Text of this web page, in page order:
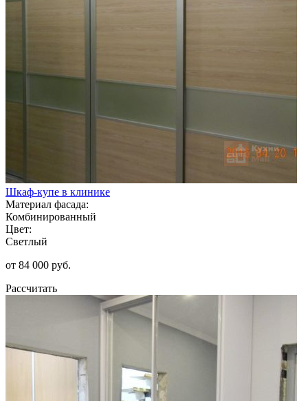
Шкаф-купе в клинике
Материал фасада:
Комбинированный
Цвет:
Светлый
от 84 000 руб.
Рассчитать